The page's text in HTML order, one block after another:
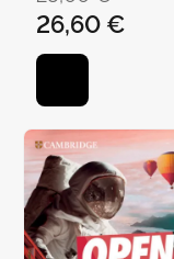
MARÍA DEL
26,60 €